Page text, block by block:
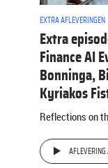
EXTRA AFLEVERINGEN
Extra
Finance AI
Bonninga,
Kyriakos
Reflections on
AFLEVERING